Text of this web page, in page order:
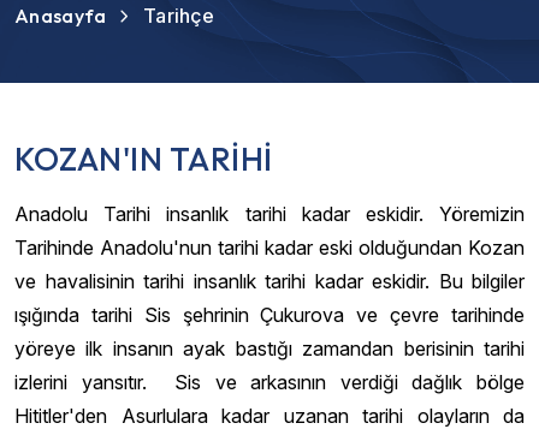
Anasayfa Tarihçe
KOZAN'IN TARİHİ
Anadolu Tarihi insanlık tarihi kadar eskidir. Yöremizin
Tarihinde Anadolu'nun tarihi kadar eski olduğundan Kozan
ve havalisinin tarihi insanlık tarihi kadar eskidir. Bu bilgiler
ışığında tarihi Sis şehrinin Çukurova ve çevre tarihinde
yöreye ilk insanın ayak bastığı zamandan berisinin tarihi
izlerini yansıtır. Sis ve arkasının verdiği dağlık bölge
Hititler'den Asurlulara kadar uzanan tarihi olayların da